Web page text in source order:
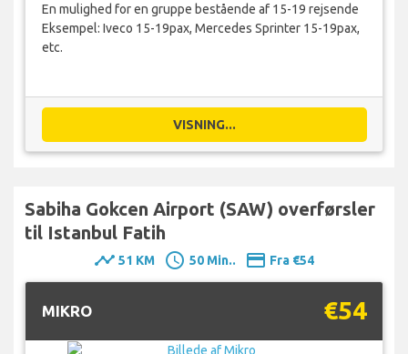
En mulighed for en gruppe bestående af 15-19 rejsende
Eksempel: Iveco 15-19pax, Mercedes Sprinter 15-19pax,
etc.
VISNING...
Sabiha Gokcen Airport (SAW) overførsler
til Istanbul Fatih
timeline 51 KM schedule 50 Min.. payment Fra €54
MIKRO €54